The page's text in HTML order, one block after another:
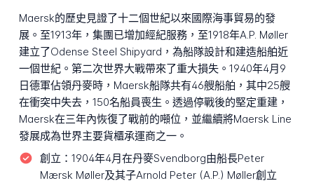
Maersk的歷史見證了十二個世紀以來國際海事貿易的發
展。至1913年，集團已增加經紀服務，至1918年A.P. Møller
建立了Odense Steel Shipyard，為船隊設計和建造船舶近
一個世紀。第二次世界大戰帶來了重大損失。1940年4月9
日德軍佔領丹麥時，Maersk船隊共有46艘船舶，其中25艘
在衝突中失去，150名船員喪生。透過停戰後的堅定重建，
Maersk在三年內恢復了戰前的噸位，並繼續將Maersk Line
發展成為世界主要貨櫃承運商之一。
創立： 1904年4月在丹麥Svendborg由船長Peter
Mærsk Møller及其子Arnold Peter (A.P.) Møller創立